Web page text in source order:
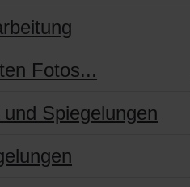
Fotos...
Spiegelungen